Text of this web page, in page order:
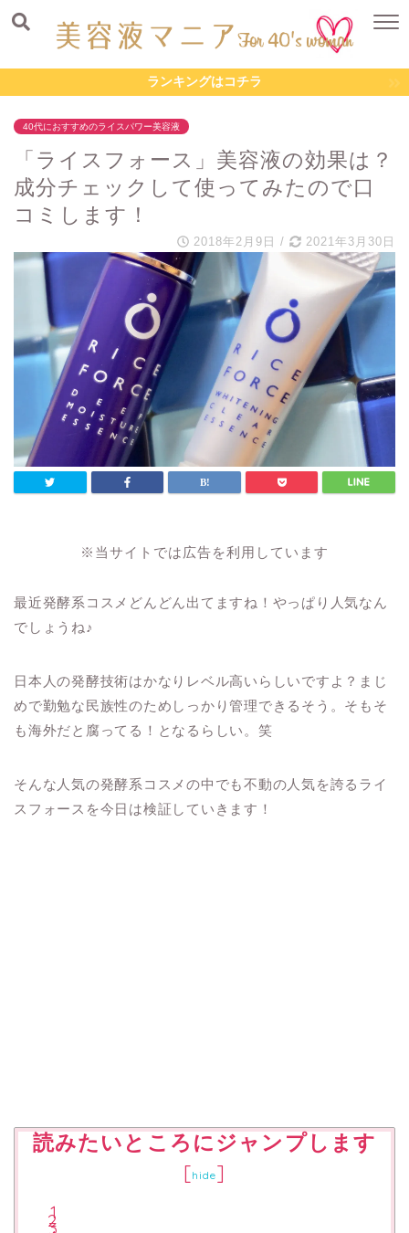
ランキングはコチラ
40代におすすめのライスパワー美容液
「ライスフォース」美容液の効果は？
成分チェックして使ってみたので口
コミします！
2018年2月9日 / 2021年3月30日
※当サイトでは広告を利用しています
最近発酵系コスメどんどん出てますね！やっぱり人気なん
でしょうね♪
日本人の発酵技術はかなりレベル高いらしいですよ？まじ
めで勤勉な民族性のためしっかり管理できるそう。そもそ
も海外だと腐ってる！となるらしい。笑
そんな人気の発酵系コスメの中でも不動の人気を誇るライ
スフォースを今日は検証していきます！
読みたいところにジャンプします
[hide]